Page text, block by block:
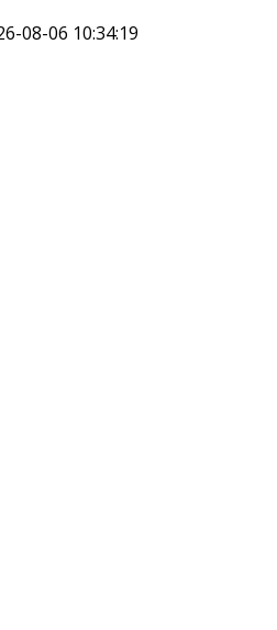
08-06 10:34:19